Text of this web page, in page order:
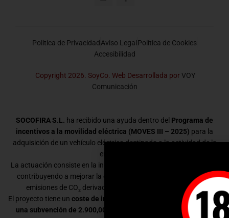
Política de PrivacidadAviso Legal Política de Cookies
Accesibilidad
Copyright 2026. SoyCo. Web Desarrollada porVOY
Comunicación
SOCOFIRA S.L. ha recibido una ayuda dentro del Programa de
incentivos a la movilidad eléctrica (MOVES III – 2025) para la
adquisición de un vehículo eléctrico destinado a la actividad de la
empresa.
La actuación consiste en la incorporación de un vehículo eléctrico,
contribuyendo a mejorar la eficiencia energética y a reducir las
emisiones de CO₂ derivadas de la movilidad empresarial.
El proyecto tiene un coste de inversión de 39.499,03 €
y ha recibido
una subvención de 2.900,00 €
dentro del programa MOVES III.